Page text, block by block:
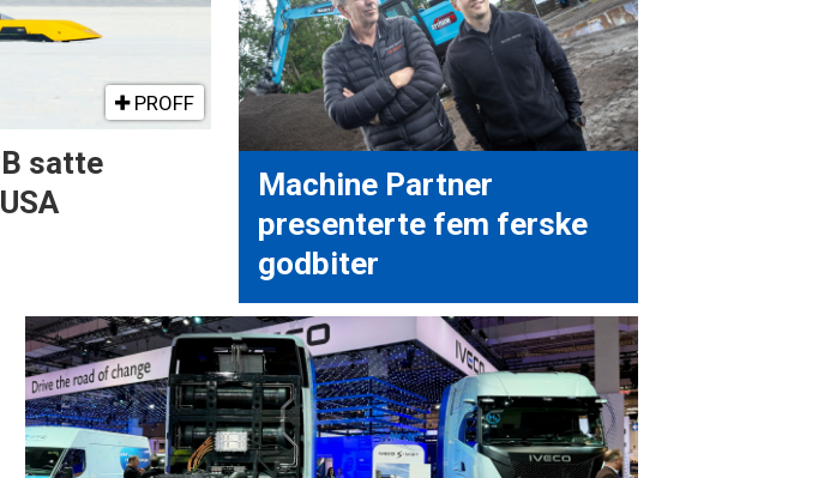
PROFF
satte
Machine Partner
presenterte fem ferske
godbiter